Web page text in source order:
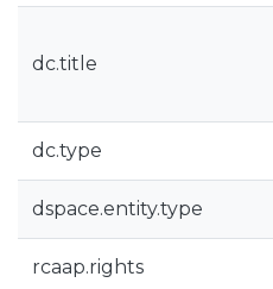
dc.title
dc.type
dspace.entity.type
rcaap.rights